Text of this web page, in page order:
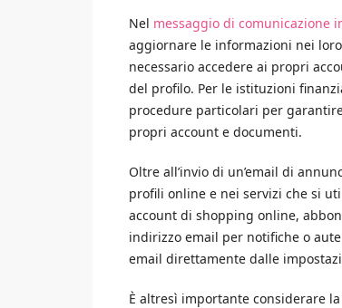
Nel messaggio di comunicazione
aggiornare le informazioni nei
necessario accedere ai propri
del profilo. Per le istituzioni
procedure particolari per
propri account e documenti.
Oltre all’invio di un’email di
profili online e nei servizi che si
account di shopping online,
indirizzo email per notifiche o
email direttamente dalle
È altresì importante considerare